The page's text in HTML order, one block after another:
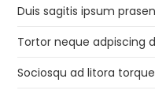
Duis sagitis ipsum
Tortor neque adpiscing
Sociosqu ad litora